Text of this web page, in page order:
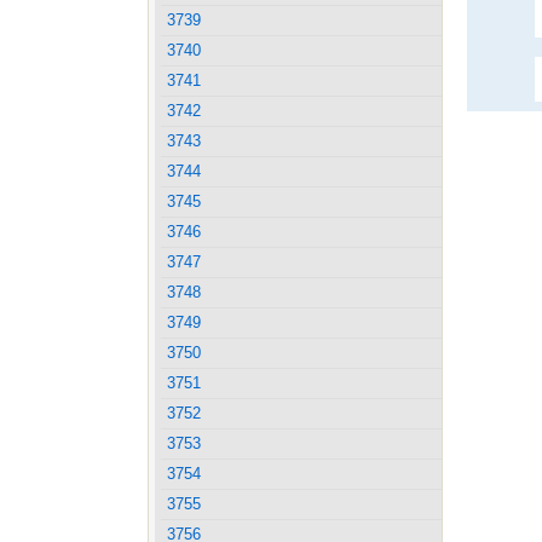
3739
3740
3741
3742
3743
3744
3745
3746
3747
3748
3749
3750
3751
3752
3753
3754
3755
3756